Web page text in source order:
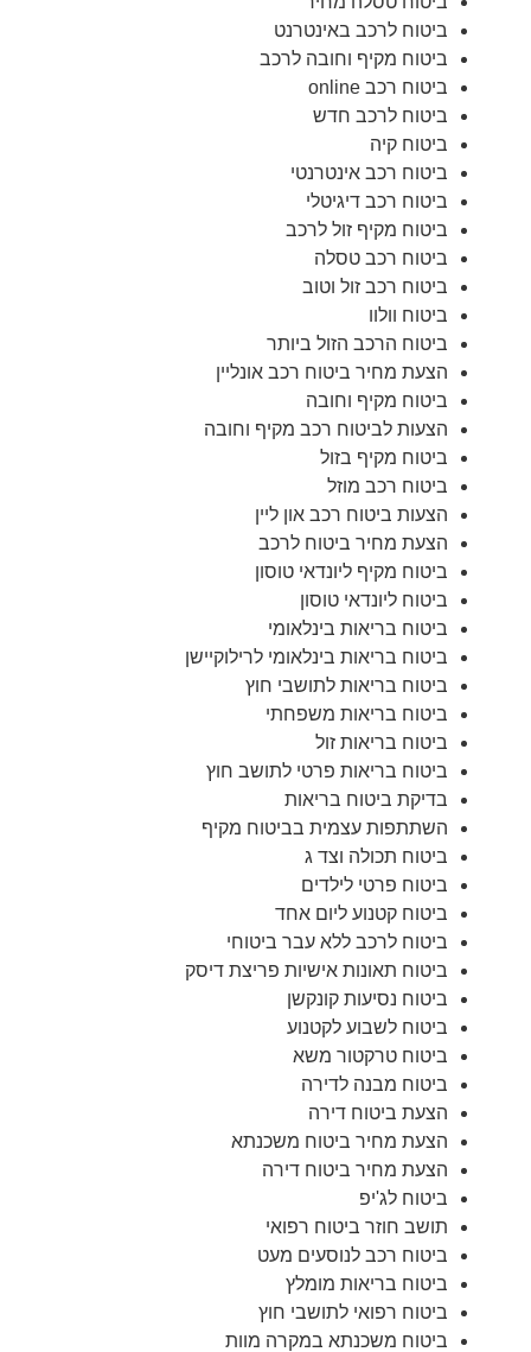
ביטוח לרכב באינטרנט
ביטוח מקיף וחובה לרכב
ביטוח רכב online
ביטוח לרכב חדש
ביטוח קיה
ביטוח רכב אינטרנטי
ביטוח רכב דיגיטלי
ביטוח מקיף זול לרכב
ביטוח רכב טסלה
ביטוח רכב זול וטוב
ביטוח וולוו
ביטוח הרכב הזול ביותר
הצעת מחיר ביטוח רכב אונליין
ביטוח מקיף וחובה
הצעות לביטוח רכב מקיף וחובה
ביטוח מקיף בזול
ביטוח רכב מוזל
הצעות ביטוח רכב און ליין
הצעת מחיר ביטוח לרכב
ביטוח מקיף ליונדאי טוסון
ביטוח ליונדאי טוסון
ביטוח בריאות בינלאומי
ביטוח בריאות בינלאומי לרילוקיישן
ביטוח בריאות לתושבי חוץ
ביטוח בריאות משפחתי
ביטוח בריאות זול
ביטוח בריאות פרטי לתושב חוץ
בדיקת ביטוח בריאות
השתתפות עצמית בביטוח מקיף
ביטוח תכולה וצד ג
ביטוח פרטי לילדים
ביטוח קטנוע ליום אחד
ביטוח לרכב ללא עבר ביטוחי
ביטוח תאונות אישיות פריצת דיסק
ביטוח נסיעות קונקשן
ביטוח לשבוע לקטנוע
ביטוח טרקטור משא
ביטוח מבנה לדירה
הצעת ביטוח דירה
הצעת מחיר ביטוח משכנתא
הצעת מחיר ביטוח דירה
ביטוח לג'יפ
תושב חוזר ביטוח רפואי
ביטוח רכב לנוסעים מעט
ביטוח בריאות מומלץ
ביטוח רפואי לתושבי חוץ
ביטוח משכנתא במקרה מוות